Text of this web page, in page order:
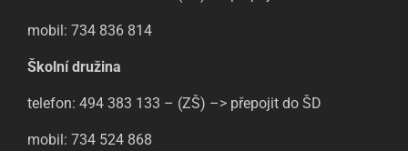
mobil: 734 836 814
Školní družina
telefon: 494 383 133 – (ZŠ) –> přepojit do ŠD
mobil: 734 524 868